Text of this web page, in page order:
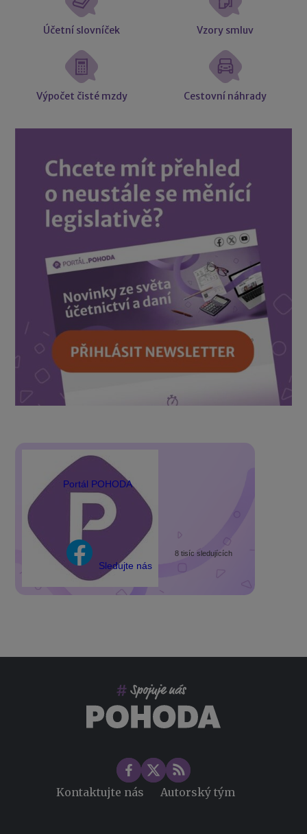
Účetní slovníček Vzory smluv
Výpočet čisté mzdy Cestovní náhrady
Portál POHODA
Sledujte nás
8 tisíc sledujících
Kontaktujte nás Autorský tým